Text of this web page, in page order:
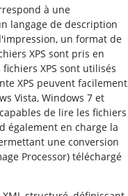
à une
langage de description
un format de
XPS sont pris en
XPS sont utilisés
XPS peuvent facilement
Vista, Windows 7 et
de lire les fichiers
également en charge la
une conversion
Processor) téléchargé